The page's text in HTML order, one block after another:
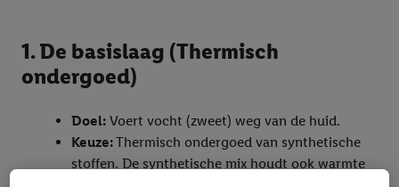
1. De basislaag (Thermisch
ondergoed)
Doel: Voert vocht (zweet) weg van de huid.
Keuze:Thermisch ondergoed van synthetische
stoffen. De synthetische mix houdt ook warmte